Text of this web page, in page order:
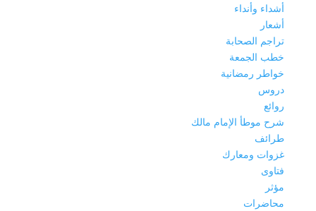
أشداء وأنداء
أشعار
تراجم الصحابة
خطب الجمعة
خواطر رمضانية
دروس
روائع
شرح موطأ الإمام مالك
طرائف
غزوات ومعارك
فتاوى
مؤثر
محاضرات